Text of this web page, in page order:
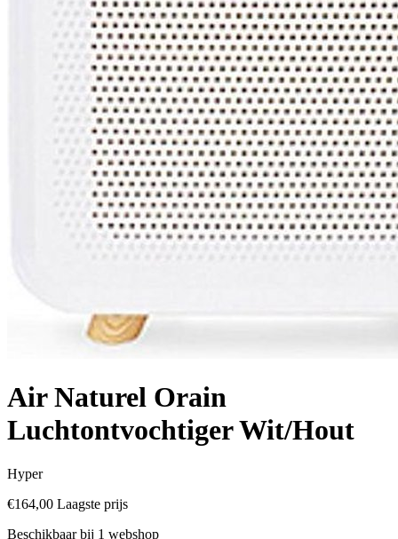
Air Naturel Orain
Luchtontvochtiger Wit/Hout
Hyper
€164,00 Laagste prijs
Beschikbaar bij 1 webshop